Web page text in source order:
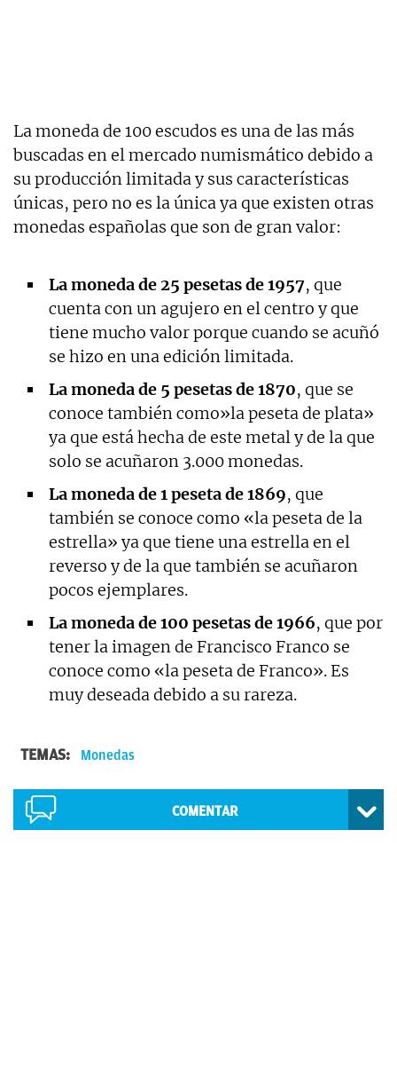
La moneda de 100 escudos es una de las más
buscadas en el mercado numismático debido a
su producción limitada y sus características
únicas, pero no es la única ya que existen otras
monedas españolas que son de gran valor:
La moneda de 25 pesetas de 1957, que
cuenta con un agujero en el centro y que
tiene mucho valor porque cuando se acuñó
se hizo en una edición limitada.
La moneda de 5 pesetas de 1870, que se
conoce también como»la peseta de plata»
ya que está hecha de este metal y de la que
solo se acuñaron 3.000 monedas.
La moneda de 1 peseta de 1869, que
también se conoce como «la peseta de la
estrella» ya que tiene una estrella en el
reverso y de la que también se acuñaron
pocos ejemplares.
La moneda de 100 pesetas de 1966, que por
tener la imagen de Francisco Franco se
conoce como «la peseta de Franco». Es
muy deseada debido a su rareza.
TEMAS: Monedas
COMENTAR